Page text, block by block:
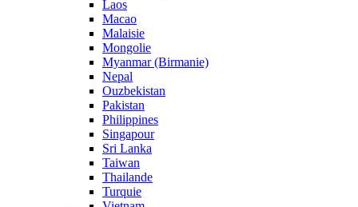
Laos
Macao
Malaisie
Mongolie
Myanmar (Birmanie)
Nepal
Ouzbekistan
Pakistan
Philippines
Singapour
Sri Lanka
Taiwan
Thailande
Turquie